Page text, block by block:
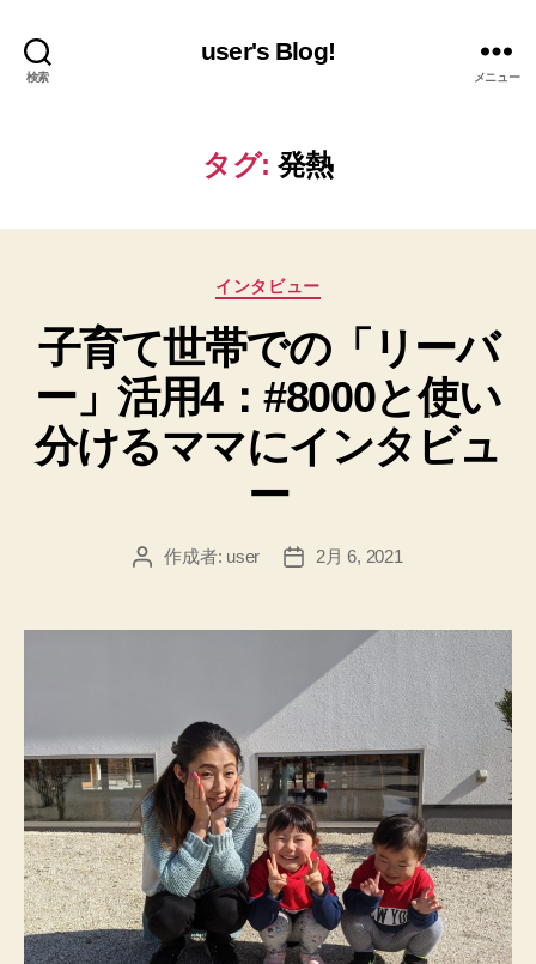
検索
user's Blog!
メニュー
タグ: 発熱
カ
ゴ
リ
ー
インタビュー
子育て世帯での「リーバ
ー」活用4：#8000と使い
分けるママにインタビュ
ー
投
作成者: user
投
2月 6, 2021